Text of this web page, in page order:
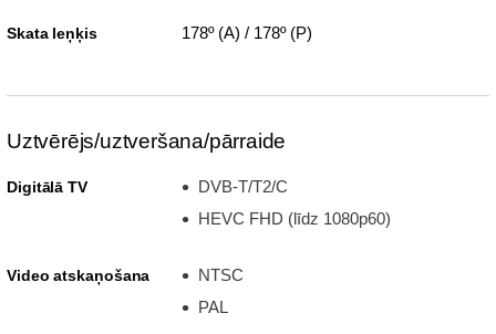
Skata leņķis 178º (A) / 178º (P)
Uztvērējs/uztveršana/pārraide
Digitālā TV
DVB-T/T2/C
HEVC FHD (līdz 1080p60)
Video atskaņošana
NTSC
PAL